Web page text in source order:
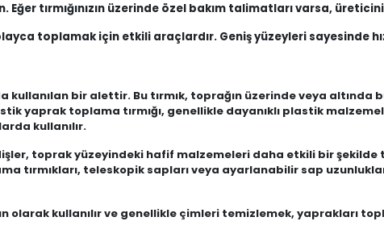
Eğer tırmığınızın üzerinde özel bakım talimatları varsa,
toplamak için etkili araçlardır. Geniş yüzeyleri sayesinde
bir alettir. Bu tırmık, toprağın üzerinde veya altında
yaprak toplama tırmığı, genellikle dayanıklı plastik
kullanılır.
toprak yüzeyindeki hafif malzemeleri daha etkili bir şekilde
tırmıkları, teleskopik sapları veya ayarlanabilir sap
olarak kullanılır ve genellikle çimleri temizlemek, yaprakları